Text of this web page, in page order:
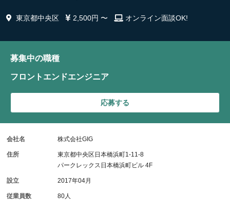
東京都中央区 2,500円 〜 オンライン面談OK!
募集中の職種
フロントエンドエンジニア
応募する
会社名 株式会社GIG
住所
東京都中央区日本橋浜町1-11-8
パークレックス日本橋浜町ビル 4F
設立 2017年04月
従業員数 80人